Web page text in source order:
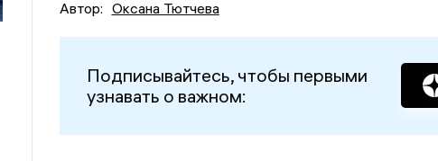
Автор: Оксана Тютчева
Подписывайтесь, чтобы первыми
узнавать о важном: